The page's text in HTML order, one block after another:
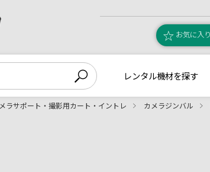
お気に入
レンタル機材を探す
ラサポート・撮影用カート・イントレ カメラジンバル